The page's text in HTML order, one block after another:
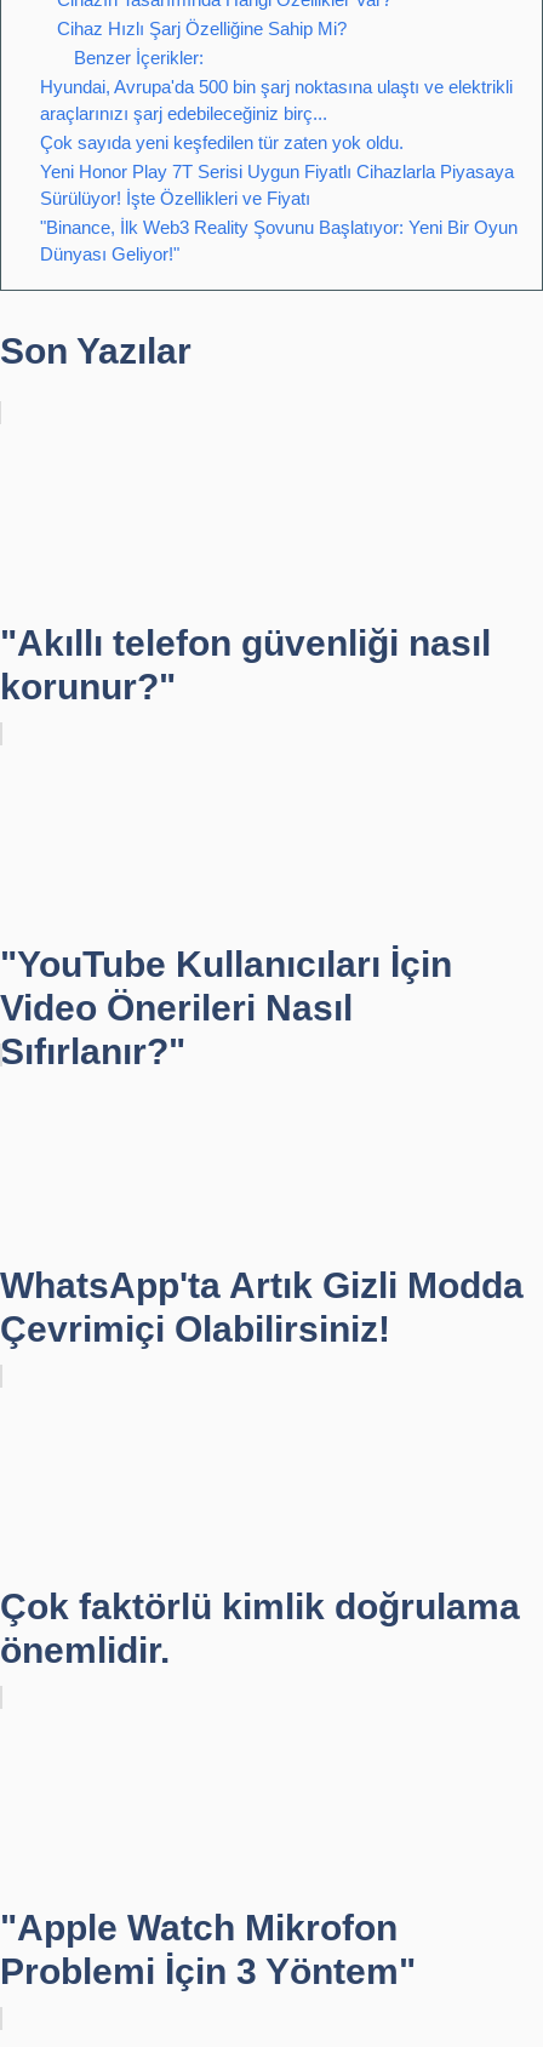
Cihaz Hızlı Şarj Özelliğine Sahip Mi?
Benzer İçerikler:
Hyundai, Avrupa'da 500 bin şarj noktasına ulaştı ve elektrikli
araçlarınızı şarj edebileceğiniz birç...
Çok sayıda yeni keşfedilen tür zaten yok oldu.
Yeni Honor Play 7T Serisi Uygun Fiyatlı Cihazlarla Piyasaya
Sürülüyor! İşte Özellikleri ve Fiyatı
"Binance, İlk Web3 Reality Şovunu Başlatıyor: Yeni Bir Oyun
Dünyası Geliyor!"
Son Yazılar
"Akıllı telefon güvenliği nasıl
korunur?"
"YouTube Kullanıcıları İçin
Video Önerileri Nasıl
Sıfırlanır?"
WhatsApp'ta Artık Gizli Modda
Çevrimiçi Olabilirsiniz!
Çok faktörlü kimlik doğrulama
önemlidir.
"Apple Watch Mikrofon
Problemi İçin 3 Yöntem"